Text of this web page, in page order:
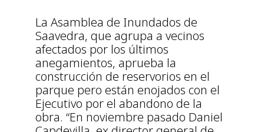
La Asamblea de Inundados de
Saavedra, que agrupa a vecinos
afectados por los últimos
anegamientos, aprueba la
construcción de reservorios en el
parque pero están enojados con el
Ejecutivo por el abandono de la
obra. “En noviembre pasado Daniel